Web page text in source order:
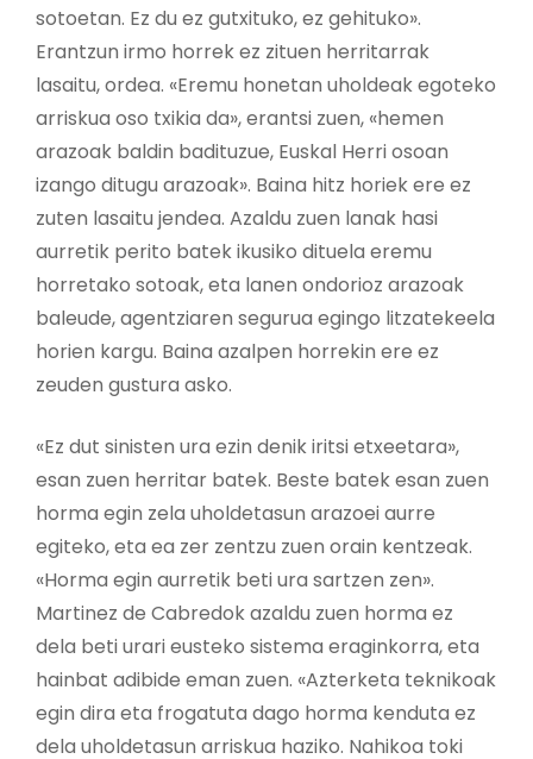
sotoetan. Ez du ez gutxituko, ez gehituko».
Erantzun irmo horrek ez zituen herritarrak
lasaitu, ordea. «Eremu honetan uholdeak egoteko
arriskua oso txikia da», erantsi zuen, «hemen
arazoak baldin badituzue, Euskal Herri osoan
izango ditugu arazoak». Baina hitz horiek ere ez
zuten lasaitu jendea. Azaldu zuen lanak hasi
aurretik perito batek ikusiko dituela eremu
horretako sotoak, eta lanen ondorioz arazoak
baleude, agentziaren segurua egingo litzatekeela
horien kargu. Baina azalpen horrekin ere ez
zeuden gustura asko.
«Ez dut sinisten ura ezin denik iritsi etxeetara»,
esan zuen herritar batek. Beste batek esan zuen
horma egin zela uholdetasun arazoei aurre
egiteko, eta ea zer zentzu zuen orain kentzeak.
«Horma egin aurretik beti ura sartzen zen».
Martinez de Cabredok azaldu zuen horma ez
dela beti urari eusteko sistema eraginkorra, eta
hainbat adibide eman zuen. «Azterketa teknikoak
egin dira eta frogatuta dago horma kenduta ez
dela uholdetasun arriskua haziko. Nahikoa toki